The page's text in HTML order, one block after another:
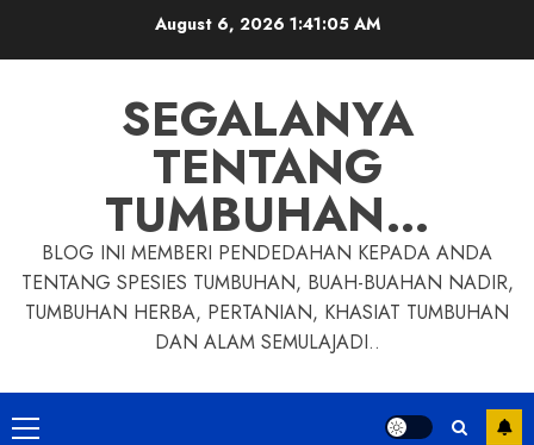
August 6, 2026 1:41:06 AM
SEGALANYA
TENTANG
TUMBUHAN…
BLOG INI MEMBERI PENDEDAHAN KEPADA ANDA
TENTANG SPESIES TUMBUHAN, BUAH-BUAHAN NADIR,
TUMBUHAN HERBA, PERTANIAN, KHASIAT TUMBUHAN
DAN ALAM SEMULAJADI..
Primary